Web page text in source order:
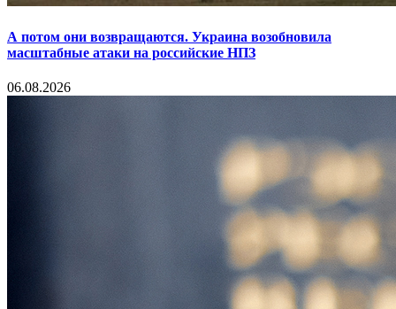
А потом они возвращаются. Украина возобновила
масштабные атаки на российские НПЗ
06.08.2026